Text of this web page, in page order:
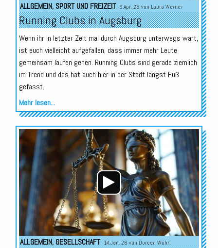
ALLGEMEIN, SPORT UND FREIZEIT 6.Apr. 26 von Laura Werner
Running Clubs in Augsburg
Wenn ihr in letzter Zeit mal durch Augsburg unterwegs wart,
ist euch vielleicht aufgefallen, dass immer mehr Leute
gemeinsam laufen gehen. Running Clubs sind gerade ziemlich
im Trend und das hat auch hier in der Stadt längst Fuß
gefasst.
Mehr lesen...
Audio-
Player
ALLGEMEIN, GESELLSCHAFT 14.Jan. 26 von Doreen Wöhrl